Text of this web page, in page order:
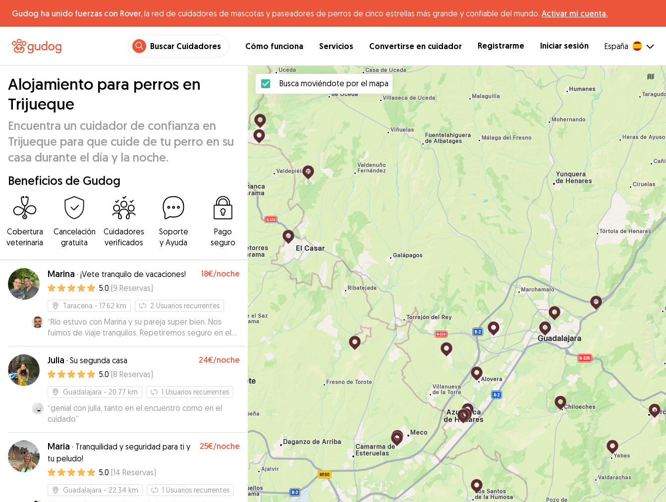
Gudog ha unido fuerzas con Rover, la red de cuidadores de mascotas y paseadores de perros de cinco estrellas más grande y confiable del mundo. Activar mi cuenta.
Buscar Cuidadores Cómo funciona Servicios Convertirse en cuidador Registrarme Iniciar sesión España
Alojamiento para perros en
Trijueque
Encuentra un cuidador de confianza en
Trijueque para que cuide de tu perro en su
casa durante el día y la noche.
Beneficios de Gudog
Cobertura
veterinaria
Cancelación
gratuita
Cuidadores
verificados
Soporte
y Ayuda
Pago
seguro
Marina · ¡Vete tranquilo de vacaciones! 18€/noche
5.0 (9 Reservas)
Taracena - 17.62 km 2 Usuarios recurrentes
“Río estuvo con Marina y su pareja super bien. Nos
fuimos de viaje tranquilos. Repetiremos seguro en el
futuro. Muchas gracias.”
Julia · Su segunda casa 24€/noche
5.0 (8 Reservas)
Guadalajara - 20.77 km 1 Usuarios recurrentes
“genial con julia, tanto en el encuentro como en el
cuidado”
Maria · Tranquilidad y seguridad para ti y
tu peludo!
25€/noche
5.0 (14 Reservas)
Guadalajara - 22.34 km 1 Usuarios recurrentes
Busca moviéndote por el mapa